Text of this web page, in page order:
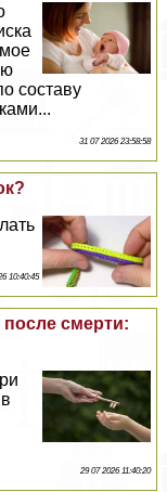
составу
31 07 2026 23:58:58
10:40:45
cмepти:
29 07 2026 11:40:20